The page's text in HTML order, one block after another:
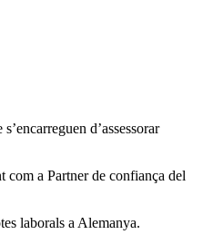
d’assessorar
com a Partner de confiança del
laborals a Alemanya.